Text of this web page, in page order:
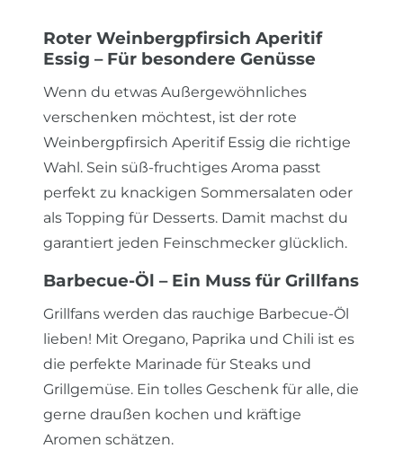
Roter Weinbergpfirsich Aperitif
Essig – Für besondere Genüsse
Wenn du etwas Außergewöhnliches
verschenken möchtest, ist der rote
Weinbergpfirsich Aperitif Essig die richtige
Wahl. Sein süß-fruchtiges Aroma passt
perfekt zu knackigen Sommersalaten oder
als Topping für Desserts. Damit machst du
garantiert jeden Feinschmecker glücklich.
Barbecue-Öl – Ein Muss für Grillfans
Grillfans werden das rauchige Barbecue-Öl
lieben! Mit Oregano, Paprika und Chili ist es
die perfekte Marinade für Steaks und
Grillgemüse. Ein tolles Geschenk für alle, die
gerne draußen kochen und kräftige
Aromen schätzen.